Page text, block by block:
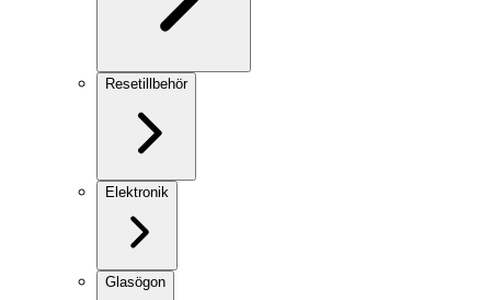
Resetillbehör
Elektronik
Glasögon